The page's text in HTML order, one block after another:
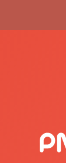
用品
繫，
的贈
有您